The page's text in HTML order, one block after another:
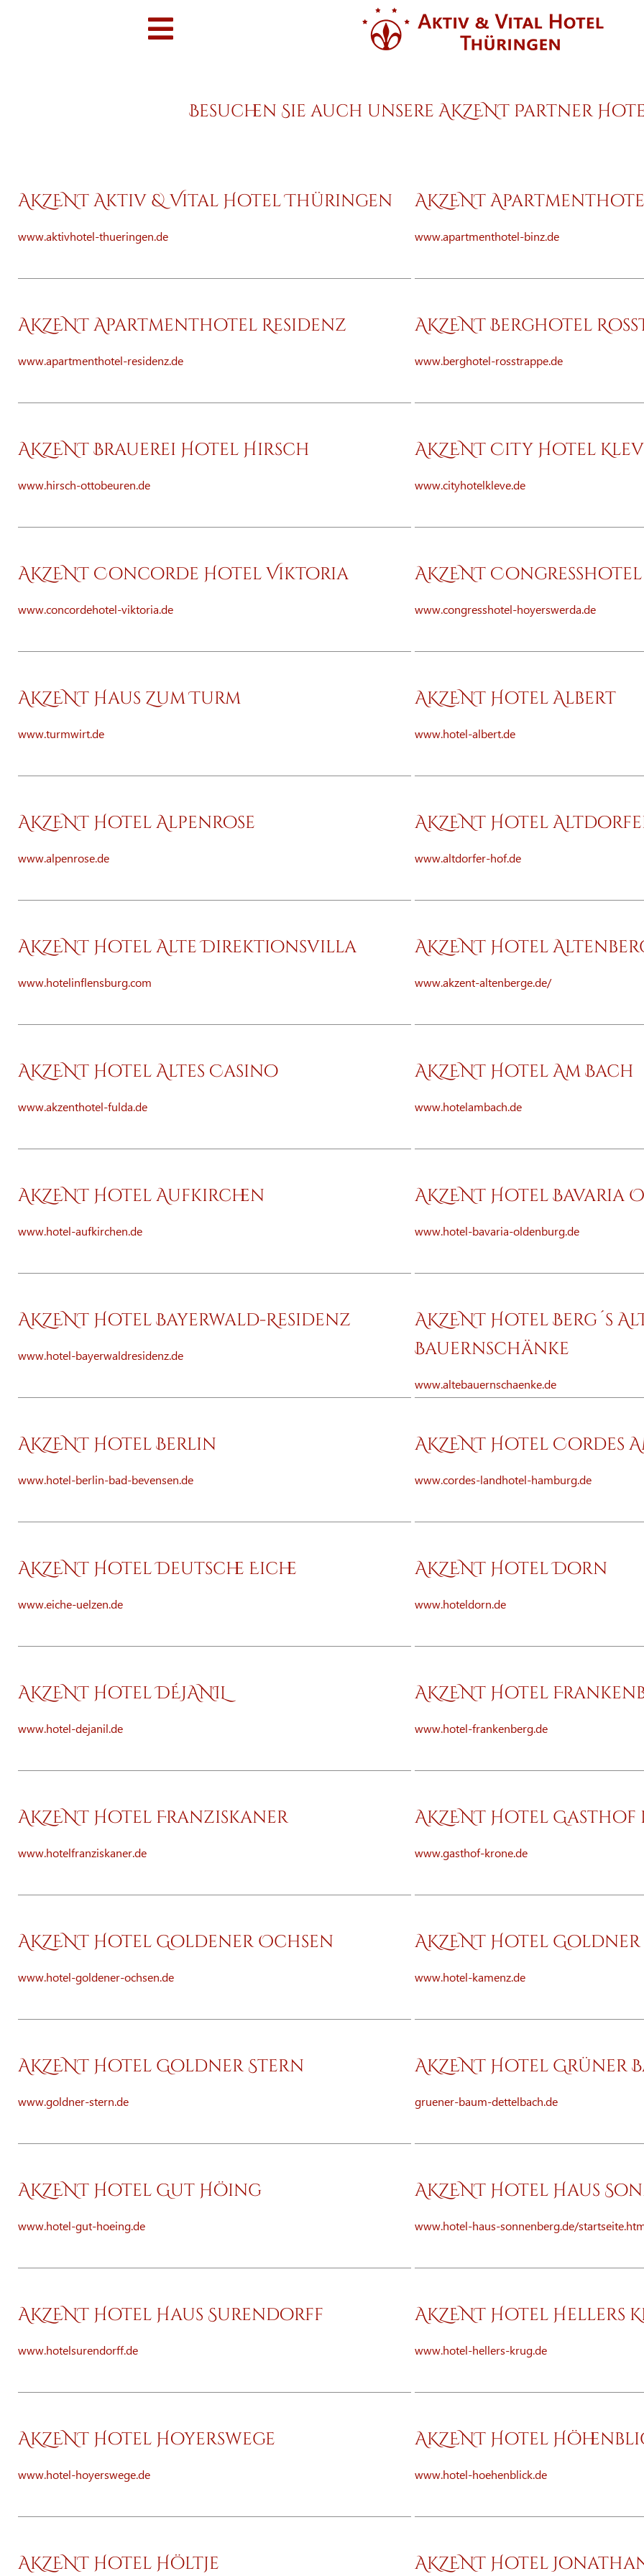
Besuchen Sie auch unsere AKZENT Partner
AKZENT Aktiv & Vital Hotel Thüringen
www.aktivhotel-thueringen.de
AKZENT
www.apartmenthotel-binz.de
AKZENT Apartmenthotel Residenz
www.apartmenthotel-residenz.de
AKZENT Berghotel
www.berghotel-rosstrappe.de
AKZENT Brauerei Hotel Hirsch
www.hirsch-ottobeuren.de
AKZENT City Hotel
www.cityhotelkleve.de
AKZENT Concorde Hotel Viktoria
www.concordehotel-viktoria.de
AKZENT
www.congresshotel-hoyerswerda.de
AKZENT Haus Zum Turm
www.turmwirt.de
AKZENT Hotel Albert
www.hotel-albert.de
AKZENT Hotel Alpenrose
www.alpenrose.de
AKZENT Hotel
www.altdorfer-hof.de
AKZENT Hotel Alte Direktionsvilla
www.hotelinflensburg.com
AKZENT Hotel
www.akzent-altenberge.de/
AKZENT Hotel Altes Casino
www.akzenthotel-fulda.de
AKZENT Hotel Am Bach
www.hotelambach.de
AKZENT Hotel Aufkirchen
www.hotel-aufkirchen.de
AKZENT Hotel Bavaria
www.hotel-bavaria-oldenburg.de
AKZENT Hotel Bayerwald-Residenz
www.hotel-bayerwaldresidenz.de
AKZENT Hotel Berg´s
Bauernschänke
www.altebauernschaenke.de
AKZENT Hotel Berlin
www.hotel-berlin-bad-bevensen.de
AKZENT Hotel Cordes
www.cordes-landhotel-hamburg.de
AKZENT Hotel Deutsche Eiche
www.eiche-uelzen.de
AKZENT Hotel Dorn
www.hoteldorn.de
AKZENT Hotel DÉJANIL
www.hotel-dejanil.de
AKZENT Hotel
www.hotel-frankenberg.de
AKZENT Hotel Franziskaner
www.hotelfranziskaner.de
AKZENT Hotel Gasthof
www.gasthof-krone.de
AKZENT Hotel Goldener Ochsen
www.hotel-goldener-ochsen.de
AKZENT Hotel
www.hotel-kamenz.de
AKZENT Hotel Goldner Stern
www.goldner-stern.de
AKZENT Hotel Grüner
gruener-baum-dettelbach.de
AKZENT Hotel Gut Höing
www.hotel-gut-hoeing.de
AKZENT Hotel Haus
www.hotel-haus-sonnenberg.de/
AKZENT Hotel Haus Surendorff
www.hotelsurendorff.de
AKZENT Hotel Hellers
www.hotel-hellers-krug.de
AKZENT Hotel Hoyerswege
www.hotel-hoyerswege.de
AKZENT Hotel
www.hotel-hoehenblick.de
AKZENT Hotel Höltje AKZENT Hotel